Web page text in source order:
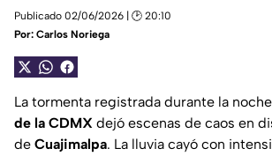
Publicado 02/06/2026 | 🕑 20:10
Por: Carlos Noriega
La tormenta registrada durante la
de la CDMX dejó escenas de caos en
de Cuajimalpa. La lluvia cayó con